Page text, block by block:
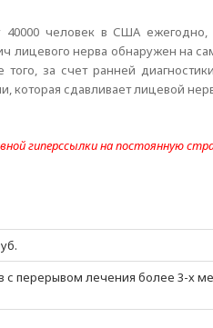
40000 человек в США ежегодно,
лицевого нерва обнаружен на
за счет ранней
которая сдавливает лицевой
гиперссылки на постоянную
с перерывом лечения более 3-х